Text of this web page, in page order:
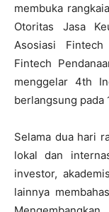
membuka
Otoritas Jasa
Asosiasi
Fintech
menggelar 4th
berlangsung pada
Selama dua hari
lokal dan
investor,
lainnya